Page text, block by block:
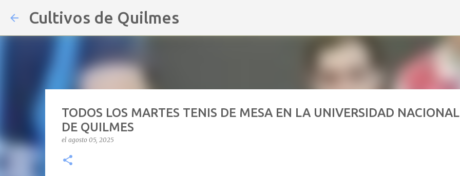
Cultivos de Quilmes
TODOS LOS MARTES TENIS DE MESA EN LA UNIVERSIDAD NACIONAL
DE QUILMES
el agosto 05, 2025